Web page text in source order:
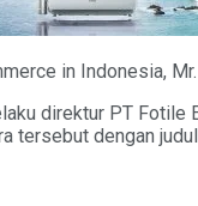
in Indonesia,
direktur PT
dengan